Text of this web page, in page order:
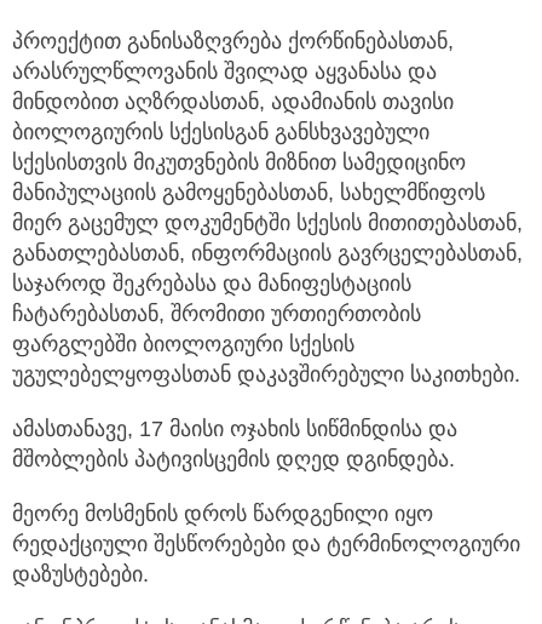
პროექტით განისაზღვრება ქორწინებასთან,
არასრულწლოვანის შვილად აყვანასა და
მინდობით აღზრდასთან, ადამიანის თავისი
ბიოლოგიურის სქესისგან განსხვავებული
სქესისთვის მიკუთვნების მიზნით სამედიცინო
მანიპულაციის გამოყენებასთან, სახელმწიფოს
მიერ გაცემულ დოკუმენტში სქესის მითითებასთან,
განათლებასთან, ინფორმაციის გავრცელებასთან,
საჯაროდ შეკრებასა და მანიფესტაციის
ჩატარებასთან, შრომითი ურთიერთობის
ფარგლებში ბიოლოგიური სქესის
უგულებელყოფასთან დაკავშირებული საკითხები.
ამასთანავე, 17 მაისი ოჯახის სიწმინდისა და
მშობლების პატივისცემის დღედ დგინდება.
მეორე მოსმენის დროს წარდგენილი იყო
რედაქციული შესწორებები და ტერმინოლოგიური
დაზუსტებები.